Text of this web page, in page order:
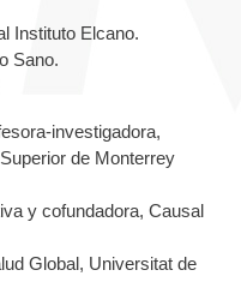
Instituto Elcano.
Sano.
investigadora,
de Monterrey
y cofundadora, Causal
Global, Universitat de